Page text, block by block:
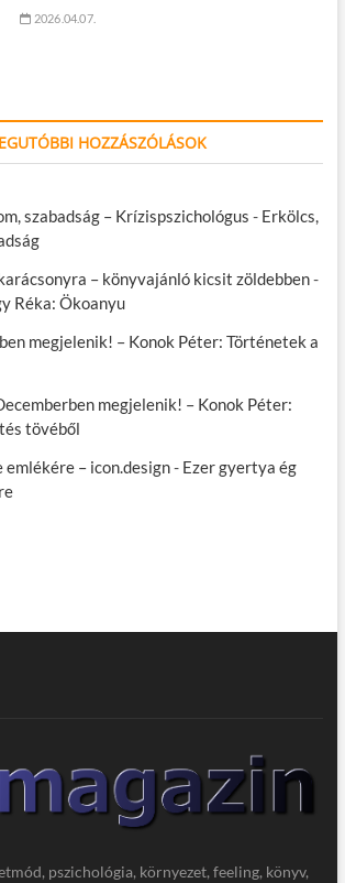
2026.04.07.
HOZZÁSZÓLÁSOK
szabadság – Krízispszichológus - Erkölcs,
– könyvajánló kicsit zöldebben-
Réka: Ökoanyu
megjelenik! – Konok Péter: Történetek a
megjelenik! – Konok Péter:
tövéből
– icon.design- Ezer gyertya ég
pszichológia, környezet, feeling, könyv,